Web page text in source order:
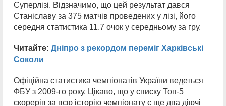
Суперлізі. Відзначимо, що цей результат дався
Станіславу за 375 матчів проведених у лізі, його
середня статистика 11.7 очок у середньому за гру.
Читайте: Дніпро з рекордом переміг Харківські
Соколи
Офіційна статистика чемпіонатів України ведеться
ФБУ з 2009-го року. Цікаво, що у списку Топ-5
скорерів за всю історію чемпіонату є ще два діючі